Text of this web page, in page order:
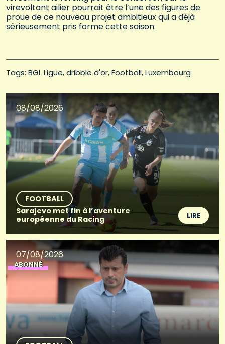
virevoltant ailier pourrait être l’une des figures de
proue de ce nouveau projet ambitieux qui a déjà
sérieusement pris forme cette saison.
Tags: BGL Ligue dribble d'or Football Luxembourg
08/08/2026
FOOTBALL
Sarajevo met fin à l’aventure
européenne du Racing
LIRE
07/08/2026
ABONNÉ